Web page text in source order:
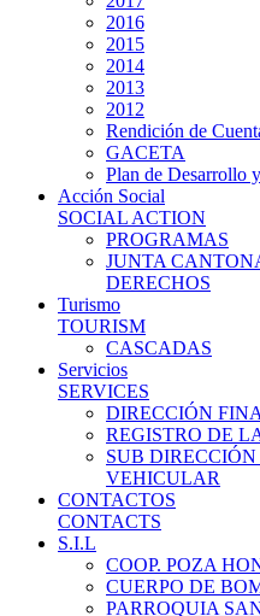
2016
2015
2014
2013
2012
Rendición de
GACETA
Plan de Desarrollo
Acción Social
SOCIAL ACTION
PROGRAMAS
JUNTA
DERECHOS
Turismo
TOURISM
CASCADAS
Servicios
SERVICES
DIRECCIÓN
REGISTRO DE
SUB
VEHICULAR
CONTACTOS
CONTACTS
S.I.L
COOP. POZA
CUERPO DE
PARROQUIA